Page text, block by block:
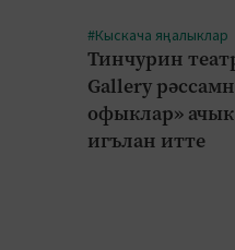
#Кыскача яңалыклар
Тинчурин
Gallery
офыклар»
игълан итте